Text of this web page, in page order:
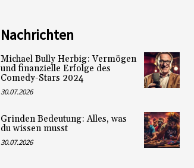
Nachrichten
Michael Bully Herbig: Vermögen
und finanzielle Erfolge des
Comedy-Stars 2024
30.07.2026
Grinden Bedeutung: Alles, was
du wissen musst
30.07.2026